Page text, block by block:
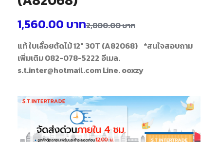
2,800.00บาท
1,560.00 บาท
แท้ ใบเลื่อยตัดไม้ 12" 30T (A82068) *สนใจสอบถาม
เพิ่มเติม 082-078-5222 อีเมล.
s.t.inter@hotmail.com Line. ooxzy